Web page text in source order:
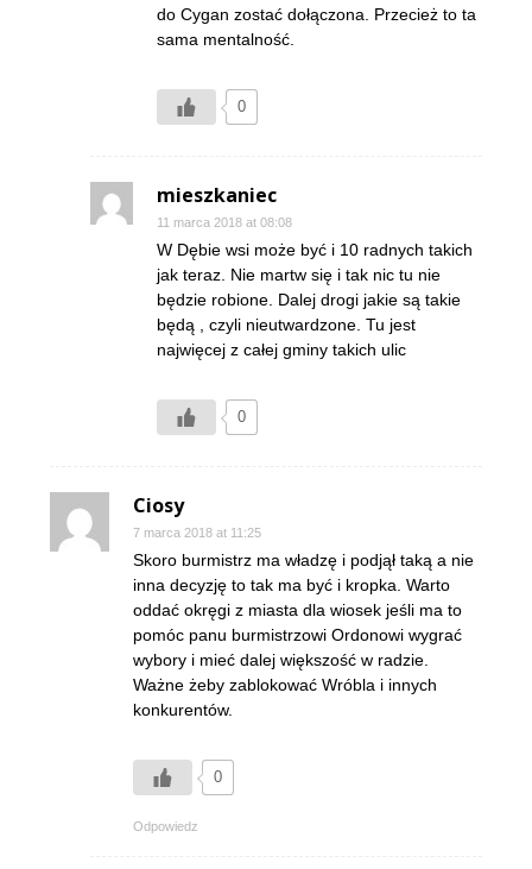
do Cygan zostać dołączona. Przecież to ta
sama mentalność.
0
mieszkaniec
11 marca 2018 at 08:08
W Dębie wsi może być i 10 radnych takich
jak teraz. Nie martw się i tak nic tu nie
będzie robione. Dalej drogi jakie są takie
będą , czyli nieutwardzone. Tu jest
najwięcej z całej gminy takich ulic
0
Ciosy
7 marca 2018 at 11:25
Skoro burmistrz ma władzę i podjął taką a nie
inna decyzję to tak ma być i kropka. Warto
oddać okręgi z miasta dla wiosek jeśli ma to
pomóc panu burmistrzowi Ordonowi wygrać
wybory i mieć dalej większość w radzie.
Ważne żeby zablokować Wróbla i innych
konkurentów.
0
Odpowiedz